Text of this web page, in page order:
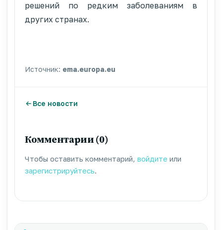
решений по редким заболеваниям в
других странах.
Источник: ema.europa.eu
Все новости
Комментарии (0)
Чтобы оставить комментарий, войдите или
зарегистрируйтесь